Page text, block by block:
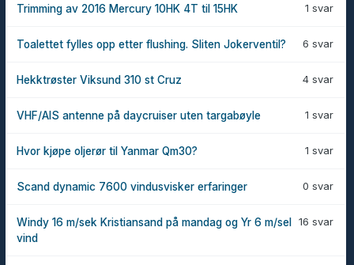
1 svar
Trimming av 2016 Mercury 10HK 4T til 15HK
6 svar
Toalettet fylles opp etter flushing. Sliten Jokerventil?
4 svar
Hekktrøster Viksund 310 st Cruz
1 svar
VHF/AIS antenne på daycruiser uten targabøyle
1 svar
Hvor kjøpe oljerør til Yanmar Qm30?
0 svar
Scand dynamic 7600 vindusvisker erfaringer
16 svar
Windy 16 m/sek Kristiansand på mandag og Yr 6 m/sel
vind